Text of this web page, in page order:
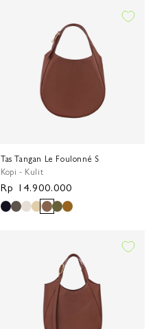
Tas Tangan Le Foulonné S
Kopi - Kulit
Harga
reguler
Rp 14.900.000